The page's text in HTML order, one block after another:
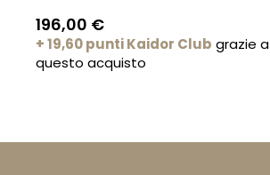
196,00 €
+ 19,60 punti Kaidor Club grazie a
questo acquisto